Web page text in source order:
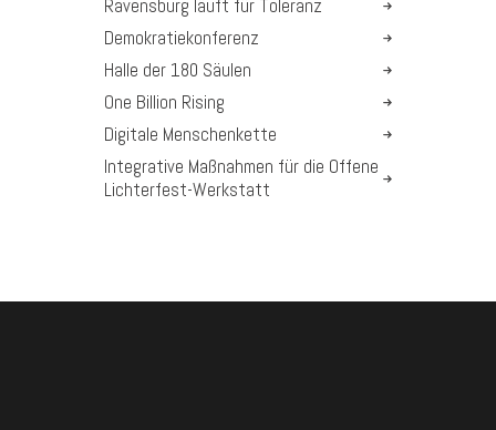
Ravensburg läuft für Toleranz
Demokratiekonferenz
Halle der 180 Säulen
One Billion Rising
Digitale Menschenkette
Integrative Maßnahmen für die Offene
Lichterfest-Werkstatt